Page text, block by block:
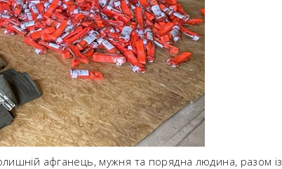
афганець, мужня та порядна людина, разом із